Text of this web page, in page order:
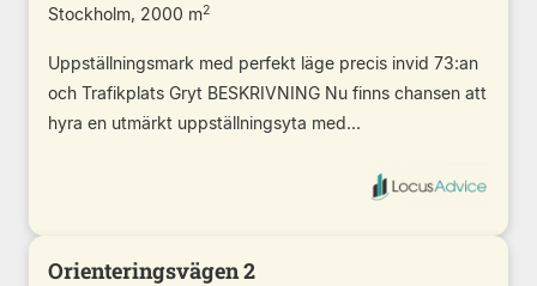
Stockholm, 2000 m2
Uppställningsmark med perfekt läge precis invid 73:an
och Trafikplats Gryt BESKRIVNING Nu finns chansen att
hyra en utmärkt uppställningsyta med...
Orienteringsvägen 2